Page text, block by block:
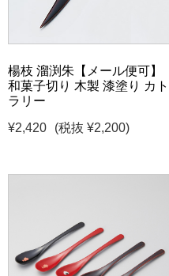
楊枝 溜渕朱【メール便可】
和菓子切り 木製 漆塗り カト
ラリー
¥2,420
(税抜 ¥2,200)